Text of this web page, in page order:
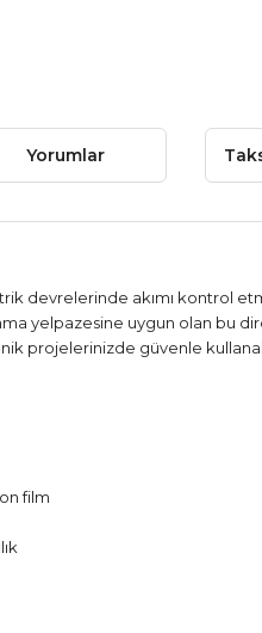
Yorumlar
devrelerinde akımı kontrol
yelpazesine uygun olan bu
projelerinizde güvenle
film